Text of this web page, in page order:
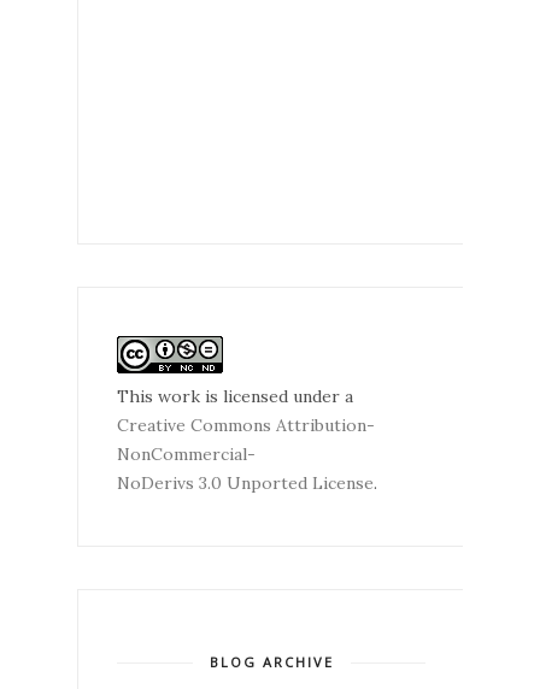
This work is licensed under a
Creative Commons Attribution-
NonCommercial-
NoDerivs 3.0 Unported License.
BLOG ARCHIVE